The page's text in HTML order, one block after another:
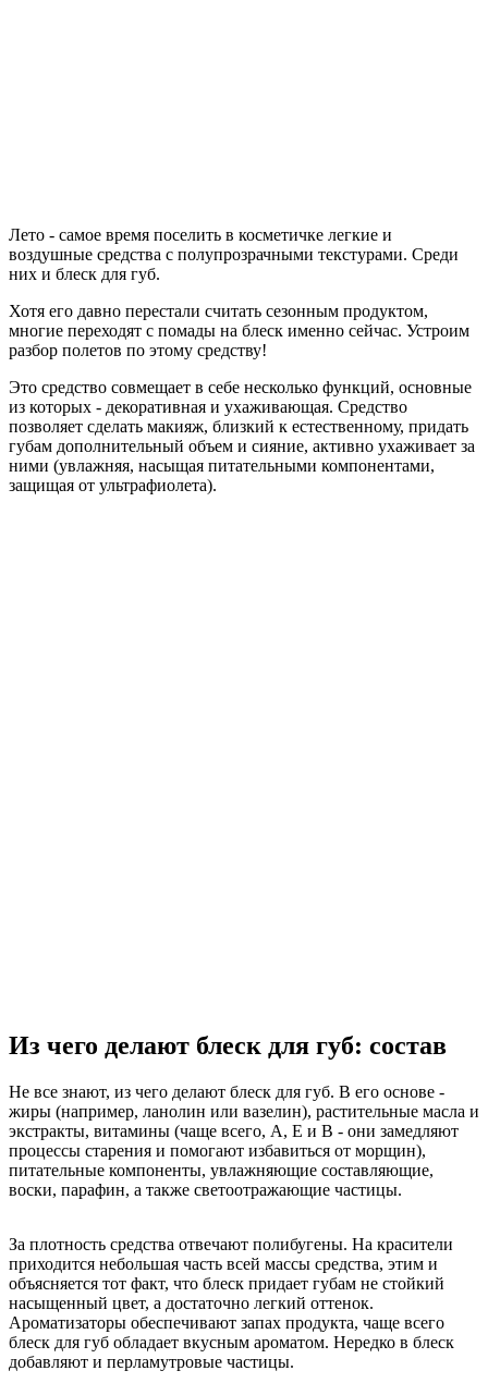
Лето - самое время поселить в косметичке легкие и
воздушные средства с полупрозрачными текстурами. Среди
них и блеск для губ.
Хотя его давно перестали считать сезонным продуктом,
многие переходят с помады на блеск именно сейчас. Устроим
разбор полетов по этому средству!
Это средство совмещает в себе несколько функций, основные
из которых - декоративная и ухаживающая. Средство
позволяет сделать макияж, близкий к естественному, придать
губам дополнительный объем и сияние, активно ухаживает за
ними (увлажняя, насыщая питательными компонентами,
защищая от ультрафиолета).
Из чего делают блеск для губ: состав
Не все знают, из чего делают блеск для губ. В его основе -
жиры (например, ланолин или вазелин), растительные масла и
экстракты, витамины (чаще всего, А, Е и В - они замедляют
процессы старения и помогают избавиться от морщин),
питательные компоненты, увлажняющие составляющие,
воски, парафин, а также светоотражающие частицы.
За плотность средства отвечают полибугены. На красители
приходится небольшая часть всей массы средства, этим и
объясняется тот факт, что блеск придает губам не стойкий
насыщенный цвет, а достаточно легкий оттенок.
Ароматизаторы обеспечивают запах продукта, чаще всего
блеск для губ обладает вкусным ароматом. Нередко в блеск
добавляют и перламутровые частицы.